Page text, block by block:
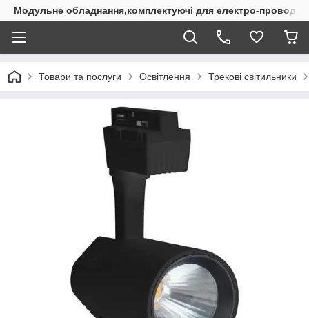
Модульне обладнання,комплектуючі для електро-проводки
Товари та послуги Освітлення Трекові світильники